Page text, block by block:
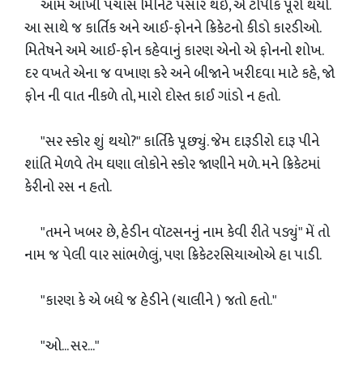
આમ આખી પચાસ મિનિટ પસાર થઈ, એ ટોપીક પૂરો થયો.
આ સાથે જ કાર્તિક અને આઈ-ફોનને ક્રિકેટનો કીડો કારડીઓ.
મિતેષને અમે આઈ-ફોન કહેવાનું કારણ એનો એ ફોનનો શોખ.
દર વખતે એના જ વખાણ કરે અને બીજાને ખરીદવા માટે કહે, જો
ફોન ની વાત નીકળે તો, મારો દોસ્ત કાઈ ગાંડો ન હતો.
"સર સ્કોર શું થયો?" કાર્તિકે પૂછ્યું. જેમ દારૂડીરો દારૂ પીને
શાંતિ મેળવે તેમ ઘણા લોકોને સ્કોર જાણીને મળે. મને ક્રિકેટમાં
કેરીનો રસ ન હતો.
"તમને ખબર છે, હેડીન વૉટસનનું નામ કેવી રીતે પડ્યું" મેં તો
નામ જ પેલી વાર સાંભળેલું, પણ ક્રિકેટરસિયાઓએ હા પાડી.
"કારણ કે એ બધે જ હેડીને (ચાલીને ) જતો હતો."
"ઓ... સર..."